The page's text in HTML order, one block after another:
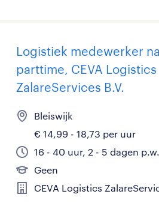
Logistiek medewerker
parttime, CEVA Logistics
ZalareServices B.V.
Bleiswijk
€ 14,99 - 18,73 per uur
16 - 40 uur, 2 - 5 dagen p.w.
Geen
CEVA Logistics